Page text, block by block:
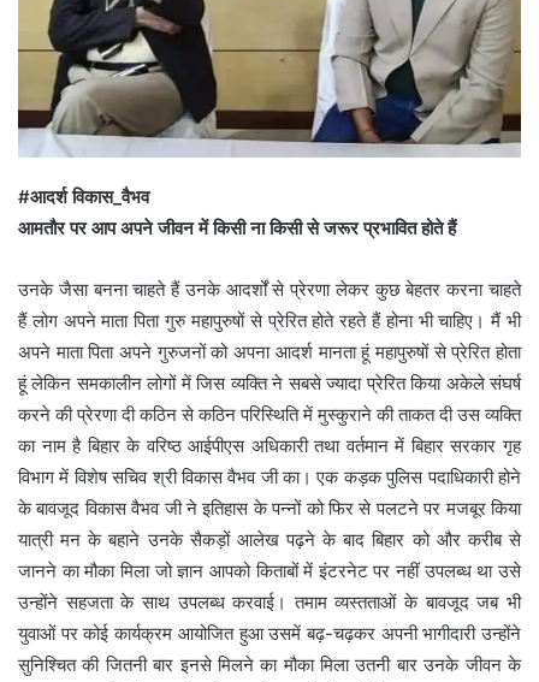
#आदर्श विकास_वैभव
आमतौर पर आप अपने जीवन में किसी ना किसी से जरूर प्रभावित होते हैं
उनके जैसा बनना चाहते हैं उनके आदर्शों से प्रेरणा लेकर कुछ बेहतर करना चाहते
हैं लोग अपने माता पिता गुरु महापुरुषों से प्रेरित होते रहते हैं होना भी चाहिए। मैं भी
अपने माता पिता अपने गुरुजनों को अपना आदर्श मानता हूं महापुरुषों से प्रेरित होता
हूं लेकिन समकालीन लोगों में जिस व्यक्ति ने सबसे ज्यादा प्रेरित किया अकेले संघर्ष
करने की प्रेरणा दी कठिन से कठिन परिस्थिति में मुस्कुराने की ताकत दी उस व्यक्ति
का नाम है बिहार के वरिष्ठ आईपीएस अधिकारी तथा वर्तमान में बिहार सरकार गृह
विभाग में विशेष सचिव श्री विकास वैभव जी का। एक कड़क पुलिस पदाधिकारी होने
के बावजूद विकास वैभव जी ने इतिहास के पन्नों को फिर से पलटने पर मजबूर किया
यात्री मन के बहाने उनके सैकड़ों आलेख पढ़ने के बाद बिहार को और करीब से
जानने का मौका मिला जो ज्ञान आपको किताबों में इंटरनेट पर नहीं उपलब्ध था उसे
उन्होंने सहजता के साथ उपलब्ध करवाई। तमाम व्यस्तताओं के बावजूद जब भी
युवाओं पर कोई कार्यक्रम आयोजित हुआ उसमें बढ़-चढ़कर अपनी भागीदारी उन्होंने
सुनिश्चित की जितनी बार इनसे मिलने का मौका मिला उतनी बार उनके जीवन के